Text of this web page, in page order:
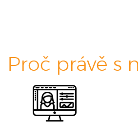
Proč právě s